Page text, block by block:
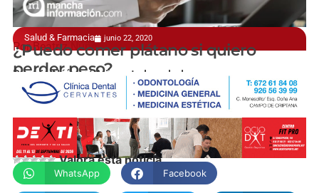
Salud & Farmacia junio 22, 2020
Por Beatriz Núñez
¿Puedo comer plátano si quiero
perder peso?
Beatriz Núñez / Alimenta la salud
Valora esta noticia
WhatsApp Facebook